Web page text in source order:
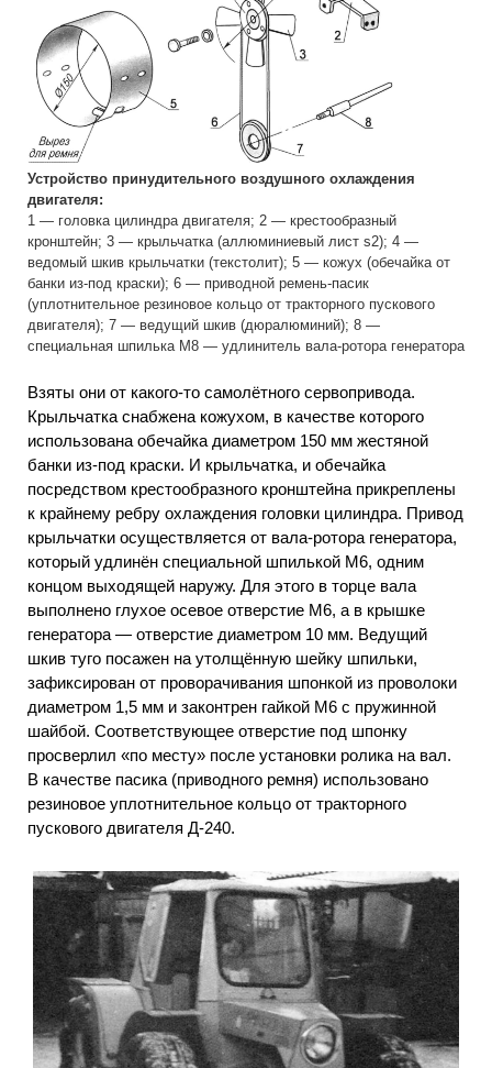
Устройство принудительного воздушного охлаждения
двигателя:
1 — головка цилиндра двигателя; 2 — крестообразный
кронштейн; 3 — крыльчатка (аллюминиевый лист s2); 4 —
ведомый шкив крыльчатки (текстолит); 5 — кожух (обечайка от
банки из-под краски); 6 — приводной ремень-пасик
(уплотнительное резиновое кольцо от тракторного пускового
двигателя); 7 — ведущий шкив (дюралюминий); 8 —
специальная шпилька М8 — удлинитель вала-ротора генератора
Взяты они от какого-то самолётного сервопривода.
Крыльчатка снабжена кожухом, в качестве которого
использована обечайка диаметром 150 мм жестяной
банки из-под краски. И крыльчатка, и обечайка
посредством крестообразного кронштейна прикреплены
к крайнему ребру охлаждения головки цилиндра. Привод
крыльчатки осуществляется от вала-ротора генератора,
который удлинён специальной шпилькой М6, одним
концом выходящей наружу. Для этого в торце вала
выполнено глухое осевое отверстие М6, а в крышке
генератора — отверстие диаметром 10 мм. Ведущий
шкив туго посажен на утолщённую шейку шпильки,
зафиксирован от проворачивания шпонкой из проволоки
диаметром 1,5 мм и законтрен гайкой М6 с пружинной
шайбой. Соответствующее отверстие под шпонку
просверлил «по месту» после установки ролика на вал.
В качестве пасика (приводного ремня) использовано
резиновое уплотнительное кольцо от тракторного
пускового двигателя Д-240.